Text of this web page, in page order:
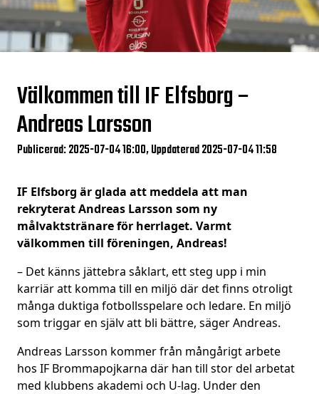
Välkommen till IF Elfsborg –
Andreas Larsson
Publicerad: 2025-07-04 16:00, Uppdaterad 2025-07-04 11:58
IF Elfsborg är glada att meddela att man
rekryterat Andreas Larsson som ny
målvaktstränare för herrlaget. Varmt
välkommen till föreningen, Andreas!
– Det känns jättebra såklart, ett steg upp i min
karriär att komma till en miljö där det finns otroligt
många duktiga fotbollsspelare och ledare. En miljö
som triggar en själv att bli bättre, säger Andreas.
Andreas Larsson kommer från mångårigt arbete
hos IF Brommapojkarna där han till stor del arbetat
med klubbens akademi och U-lag. Under den